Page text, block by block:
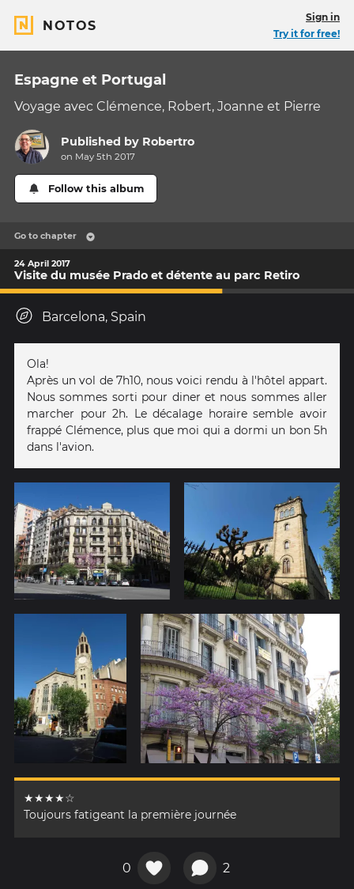
NOTOS
Sign in
Try it for free!
Espagne et Portugal
Voyage avec Clémence, Robert, Joanne et Pierre
Published by Robertro
on May 5th 2017
Follow this album
Go to chapter
24 April 2017
Visite du musée Prado et détente au parc Retiro
Barcelona, Spain
Ola!
Après un vol de 7h10, nous voici rendu à l'hôtel appart.
Nous sommes sorti pour diner et nous sommes aller
marcher pour 2h. Le décalage horaire semble avoir
frappé Clémence, plus que moi qui a dormi un bon 5h
dans l'avion.
★★★★☆
Toujours fatigeant la première journée
0 2